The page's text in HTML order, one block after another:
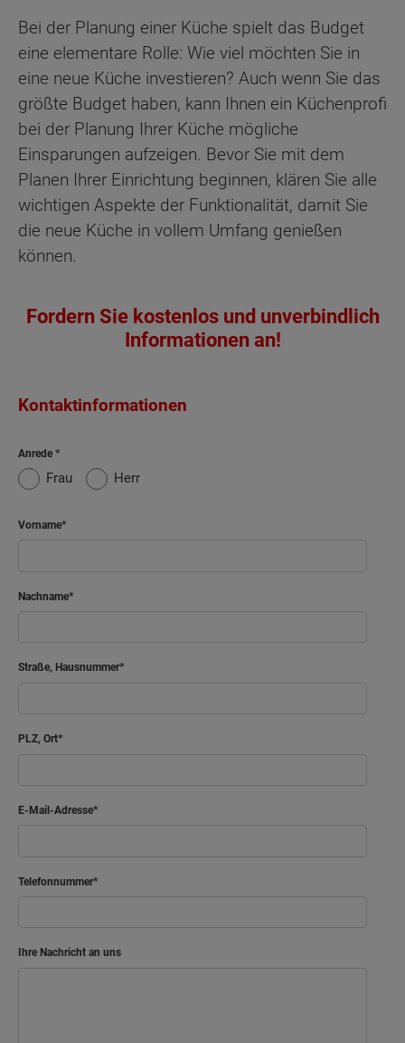
Bei der Planung einer Küche spielt das Budget
eine elementare Rolle: Wie viel möchten Sie in
eine neue Küche investieren? Auch wenn Sie das
größte Budget haben, kann Ihnen ein Küchenprofi
bei der Planung Ihrer Küche mögliche
Einsparungen aufzeigen. Bevor Sie mit dem
Planen Ihrer Einrichtung beginnen, klären Sie alle
wichtigen Aspekte der Funktionalität, damit Sie
die neue Küche in vollem Umfang genießen
können.
Fordern Sie kostenlos und unverbindlich
Informationen an!
Kontaktinformationen
Anrede
Frau Herr
Vorname
Nachname
Straße, Hausnummer
PLZ, Ort
E-Mail-Adresse
Telefonnummer
Ihre Nachricht an uns